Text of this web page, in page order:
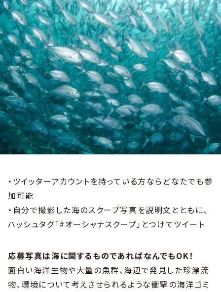
・ツイッターアカウントを持っている方ならどなたでも参
加可能
・自分で撮影した海のスクープ写真を説明文とともに、
ハッシュタグ「#オーシャナスクープ」とつけてツイート
応募写真は海に関するものであればなんでもOK！
面白い海洋生物や大量の魚群、海辺で発見した珍漂流
物、環境について考えさせられるような衝撃の海洋ゴミ